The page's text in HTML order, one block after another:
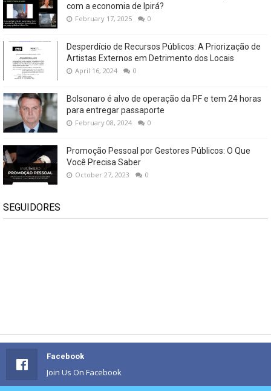
com a economia de Ipirá?
February 17, 2025 0
Desperdício de Recursos Públicos: A Priorização de
Artistas Externos em Detrimento dos Locais
April 16, 2024 0
Bolsonaro é alvo de operação da PF e tem 24 horas
para entregar passaporte
February 08, 2024 0
Promoção Pessoal por Gestores Públicos: O Que
Você Precisa Saber
October 27, 2023 0
SEGUIDORES
Facebook
Join Us On Facebook